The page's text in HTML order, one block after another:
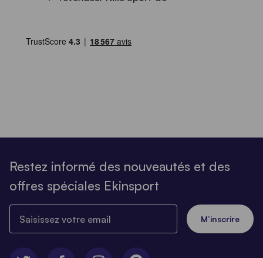
Restez informé des nouveautés et des
offres spéciales Ekinsport
M’inscrire